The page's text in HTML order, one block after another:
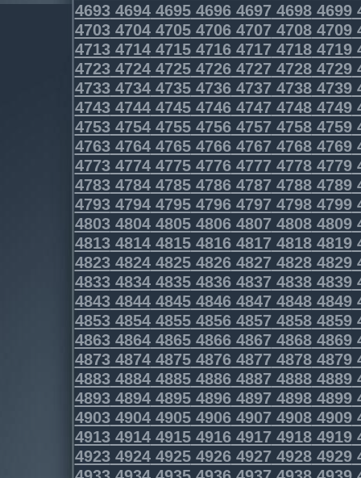
4693469446954696469746984699
4703470447054706470747084709
4713471447154716471747184719
4723472447254726472747284729
4733473447354736473747384739
4743474447454746474747484749
4753475447554756475747584759
4763476447654766476747684769
4773477447754776477747784779
4783478447854786478747884789
4793479447954796479747984799
4803480448054806480748084809
4813481448154816481748184819
4823482448254826482748284829
4833483448354836483748384839
4843484448454846484748484849
4853485448554856485748584859
4863486448654866486748684869
4873487448754876487748784879
4883488448854886488748884889
4893489448954896489748984899
4903490449054906490749084909
4913491449154916491749184919
4923492449254926492749284929